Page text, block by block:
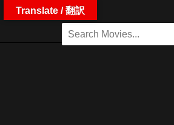
Translate / 翻訳